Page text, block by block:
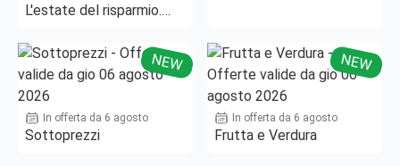
L'estate del risparmio.
NEW
In offerta da 6 agosto
Sottoprezzi
NEW
In offerta da 6 agosto
Frutta e Verdura